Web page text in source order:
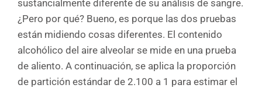
sustancialmente diferente de su análisis de sangre.
¿Pero por qué? Bueno, es porque las dos pruebas
están midiendo cosas diferentes. El contenido
alcohólico del aire alveolar se mide en una prueba
de aliento. A continuación, se aplica la proporción
de partición estándar de 2.100 a 1 para estimar el